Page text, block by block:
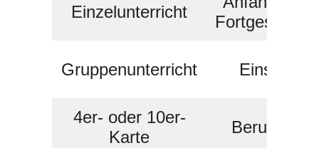
Einzelunterricht
Gruppenunterricht Einsteiger
4er- oder 10er-
Karte